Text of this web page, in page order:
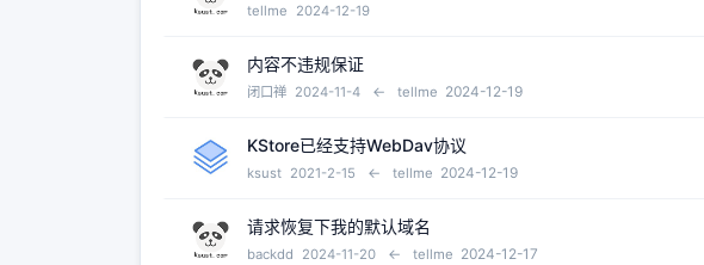
tellme 2024-12-19
内容不违规保证
闭口禅 2024-11-4 ← tellme 2024-12-19
KStore已经支持WebDav协议
ksust 2021-2-15 ← tellme 2024-12-19
请求恢复下我的默认域名
backdd 2024-11-20 ← tellme 2024-12-17